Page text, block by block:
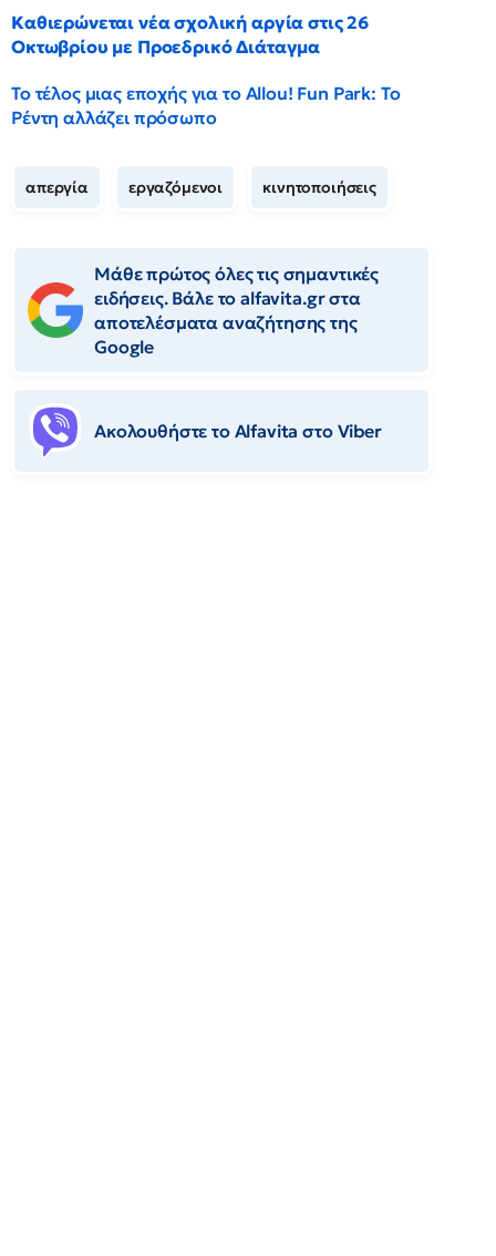
Καθιερώνεται νέα σχολική αργία στις 26
Οκτωβρίου με Προεδρικό Διάταγμα
Το τέλος μιας εποχής για το Allou! Fun Park: Το
Ρέντη αλλάζει πρόσωπο
απεργία εργαζόμενοι κινητοποιήσεις
Μάθε πρώτος όλες τις σημαντικές
ειδήσεις. Βάλε το alfavita.gr στα
αποτελέσματα αναζήτησης της
Google
Ακολουθήστε το Αlfavita στο Viber